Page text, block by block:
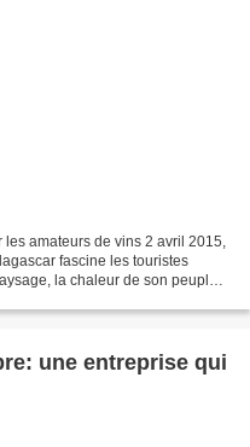
amateurs de vins 2 avril 2015,
fascine les touristes
la chaleur de son peuple
une entreprise qui